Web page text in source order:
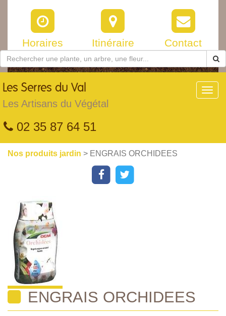
Horaires Itinéraire Contact
Les Serres du Val
Les Artisans du Végétal
02 35 87 64 51
Nos produits jardin > ENGRAIS ORCHIDEES
ENGRAIS ORCHIDEES